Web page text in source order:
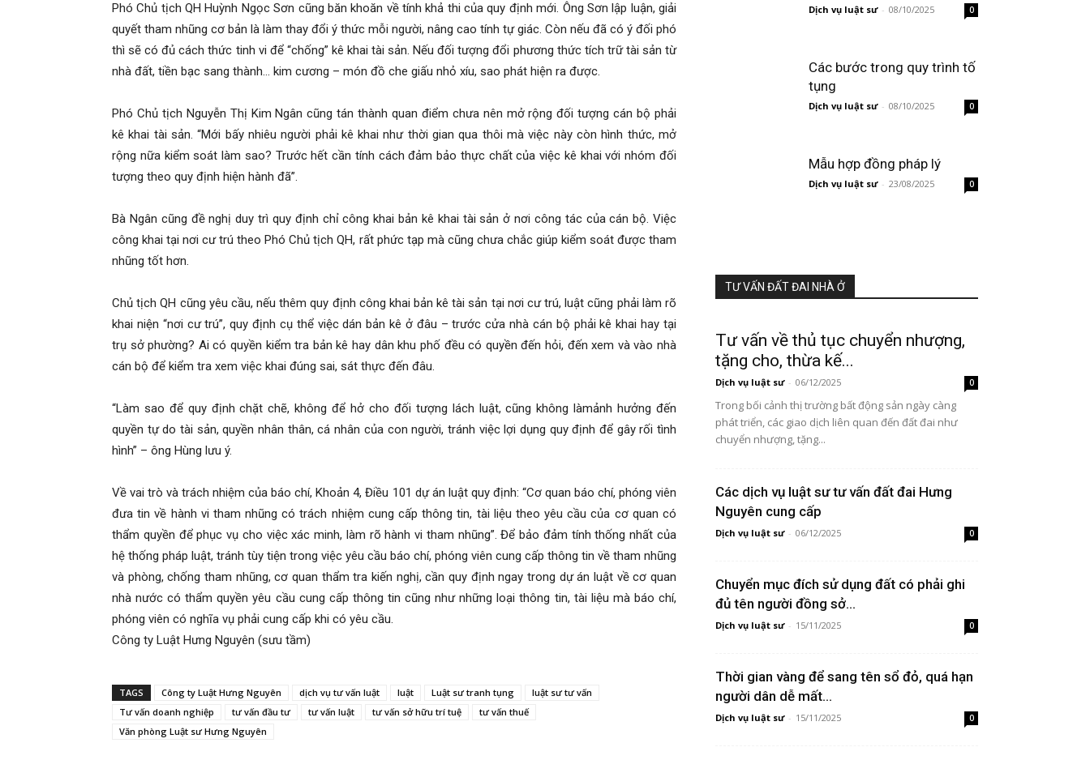
Phó Chủ tịch QH Huỳnh Ngọc Sơn cũng băn khoăn về tính khả thi của quy định mới. Ông Sơn lập luận, giải
quyết tham nhũng cơ bản là làm thay đổi ý thức mỗi người, nâng cao tính tự giác. Còn nếu đã có ý đối phó
thì sẽ có đủ cách thức tinh vi để “chống” kê khai tài sản. Nếu đối tượng đổi phương thức tích trữ tài sản từ
nhà đất, tiền bạc sang thành… kim cương – món đồ che giấu nhỏ xíu, sao phát hiện ra được.
Phó Chủ tịch Nguyễn Thị Kim Ngân cũng tán thành quan điểm chưa nên mở rộng đối tượng cán bộ phải
kê khai tài sản. “Mới bấy nhiêu người phải kê khai như thời gian qua thôi mà việc này còn hình thức, mở
rộng nữa kiểm soát làm sao? Trước hết cần tính cách đảm bảo thực chất của việc kê khai với nhóm đối
tượng theo quy định hiện hành đã”.
Bà Ngân cũng đề nghị duy trì quy định chỉ công khai bản kê khai tài sản ở nơi công tác của cán bộ. Việc
công khai tại nơi cư trú theo Phó Chủ tịch QH, rất phức tạp mà cũng chưa chắc giúp kiểm soát được tham
nhũng tốt hơn.
Chủ tịch QH cũng yêu cầu, nếu thêm quy định công khai bản kê tài sản tại nơi cư trú, luật cũng phải làm rõ
khai niện “nơi cư trú”, quy định cụ thể việc dán bản kê ở đâu – trước cửa nhà cán bộ phải kê khai hay tại
trụ sở phường? Ai có quyền kiểm tra bản kê hay dân khu phố đều có quyền đến hỏi, đến xem và vào nhà
cán bộ để kiểm tra xem việc khai đúng sai, sát thực đến đâu.
“Làm sao để quy định chặt chẽ, không để hở cho đối tượng lách luật, cũng không làmảnh hưởng đến
quyền tự do tài sản, quyền nhân thân, cá nhân của con người, tránh việc lợi dụng quy định để gây rối tình
hình” – ông Hùng lưu ý.
Về vai trò và trách nhiệm của báo chí, Khoản 4, Điều 101 dự án luật quy định: “Cơ quan báo chí, phóng viên
đưa tin về hành vi tham nhũng có trách nhiệm cung cấp thông tin, tài liệu theo yêu cầu của cơ quan có
thẩm quyền để phục vụ cho việc xác minh, làm rõ hành vi tham nhũng”. Để bảo đảm tính thống nhất của
hệ thống pháp luật, tránh tùy tiện trong việc yêu cầu báo chí, phóng viên cung cấp thông tin về tham nhũng
và phòng, chống tham nhũng, cơ quan thẩm tra kiến nghị, cần quy định ngay trong dự án luật về cơ quan
nhà nước có thẩm quyền yêu cầu cung cấp thông tin cũng như những loại thông tin, tài liệu mà báo chí,
phóng viên có nghĩa vụ phải cung cấp khi có yêu cầu.
Công ty Luật Hưng Nguyên (sưu tầm)
TAGS Công ty Luật Hưng Nguyên dịch vụ tư vấn luật luật Luật sư tranh tụng
luật sư tư vấn
Tư vấn doanh nghiệp
tư vấn đầu tư tư vấn luật tư vấn sở hữu trí tuệ
tư vấn thuế
Văn phòng Luật sư Hưng Nguyên
Dịch vụ luật sư - 08/10/2025 0
Các bước trong quy trình tố
tụng
Dịch vụ luật sư - 08/10/2025 0
Mẫu hợp đồng pháp lý
Dịch vụ luật sư - 23/08/2025 0
TƯ VẤN ĐẤT ĐAI NHÀ Ở
Tư vấn về thủ tục chuyển nhượng,
tặng cho, thừa kế...
Dịch vụ luật sư - 06/12/2025 0
Trong bối cảnh thị trường bất động sản ngày càng
phát triển, các giao dịch liên quan đến đất đai như
chuyển nhượng, tặng...
Các dịch vụ luật sư tư vấn đất đai Hưng
Nguyên cung cấp
Dịch vụ luật sư - 06/12/2025 0
Chuyển mục đích sử dụng đất có phải ghi
đủ tên người đồng sở...
Dịch vụ luật sư - 15/11/2025 0
Thời gian vàng để sang tên sổ đỏ, quá hạn
người dân dễ mất...
Dịch vụ luật sư - 15/11/2025 0